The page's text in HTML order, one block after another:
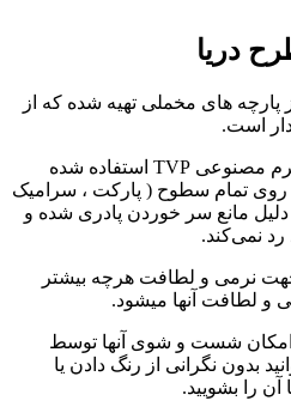
دریا
پارچه های مخملی تهیه شده که از
است.
پشت تمام محصولات زیما از چرم مصنوعی TVP استفاده شده
تمام سطوح ( پارکت ، سرامیک
مانع سر خوردن پادری شده و
نمی‌کند.
نرمی و لطافت هرچه بیشتر
و لطافت آنها میشود.
امکان شست و شوی آنها توسط
بدون نگرانی از رنگ دادن یا
آن را بشویید.